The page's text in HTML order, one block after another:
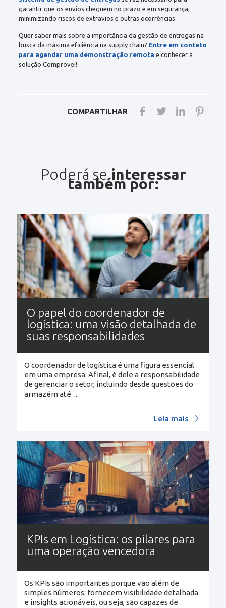
garantir que os envios cheguem no prazo e em segurança,
minimizando riscos de extravios e outras ocorrências.
Quer saber mais sobre a importância da gestão de entregas na
busca da máxima eficiência na supply chain? Entre em contato
para agendar uma demonstração remota e conhecer a
solução Comprovei!
COMPARTILHAR
Poderá seinteressar
também por:
O papel do coordenador de
logística: uma visão detalhada de
suas responsabilidades
O coordenador de logística é uma figura essencial
em uma empresa. Afinal, é dele a responsabilidade
de gerenciar o setor, incluindo desde questões do
armazém até …
Leia mais
KPIs em Logística: os pilares para
uma operação vencedora
Os KPIs são importantes porque vão além de
simples números: fornecem visibilidade detalhada
e insights acionáveis, ou seja, são capazes de